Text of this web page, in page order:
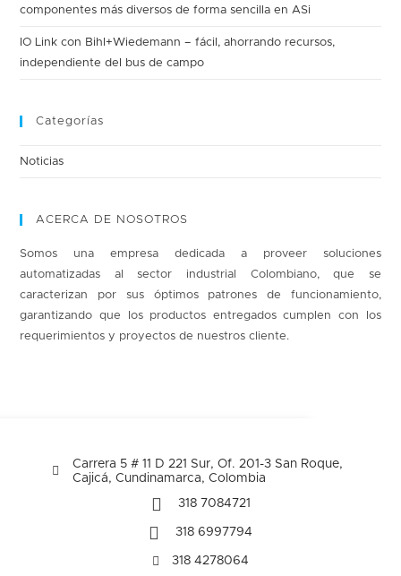
componentes más diversos de forma sencilla en ASi
IO Link con Bihl+Wiedemann – fácil, ahorrando recursos,
independiente del bus de campo
Categorías
Noticias
ACERCA DE NOSOTROS
Somos una empresa dedicada a proveer soluciones
automatizadas al sector industrial Colombiano, que se
caracterizan por sus óptimos patrones de funcionamiento,
garantizando que los productos entregados cumplen con los
requerimientos y proyectos de nuestros cliente.
Carrera 5 # 11 D 221 Sur, Of. 201-3 San Roque,
Cajicá, Cundinamarca, Colombia
318 7084721
318 6997794
318 4278064